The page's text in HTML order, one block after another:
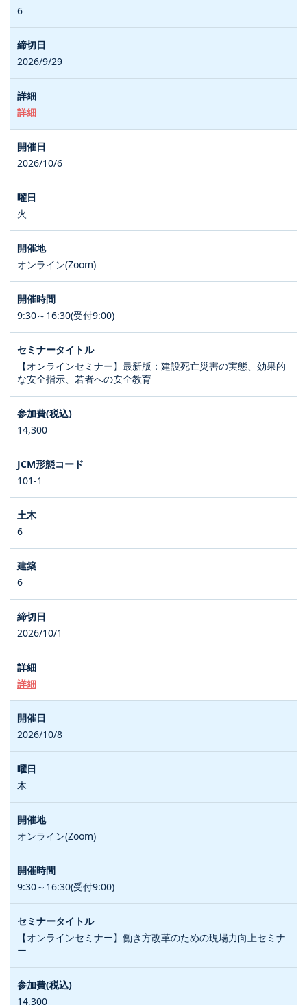
6
2026/9/29
詳細
2026/10/6
火
オンライン(Zoom)
9:30～16:30(受付9:00)
【オンラインセミナー】最新版：建設死亡災害の実態、効果的
な安全指示、若者への安全教育
14,300
101-1
6
6
2026/10/1
詳細
2026/10/8
木
オンライン(Zoom)
9:30～16:30(受付9:00)
【オンラインセミナー】働き方改革のための現場力向上セミナ
ー
14,300